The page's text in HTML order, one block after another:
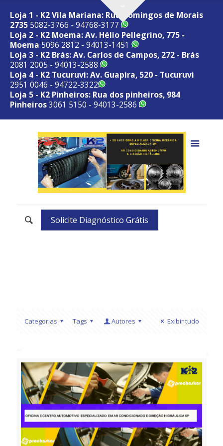
Loja 1 - K2 Vila Mariana: Rua Domingos de Morais
2735 5082-3766 - 94768-3177
Loja 2 - K2 Moema: Av. Hélio Pellegrino, 775 -
Moema 5096 2812 - 94013-1451
Loja 3 - K2 Brás: Av. Carlos de Campos, 272 - Brás
2081 2005 - 94013-2588
Loja 4 - K2 Tucuruvi: Av. Guapira, 520 - Tucuruvi
2951 0046 - 94722-3322
Loja 5 - K2 Pinheiros: Rua dos pinheiros, 984
Pinheiros3061 5150 - 94013-2586
Solicite Diagnóstico Grátis
Categorias Tags Autores Exibir tudo